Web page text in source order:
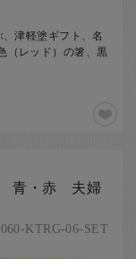
津軽塗ギフト、名
（レッド）の箸、黒
青・赤 夫婦
060-KTRG-06-SET